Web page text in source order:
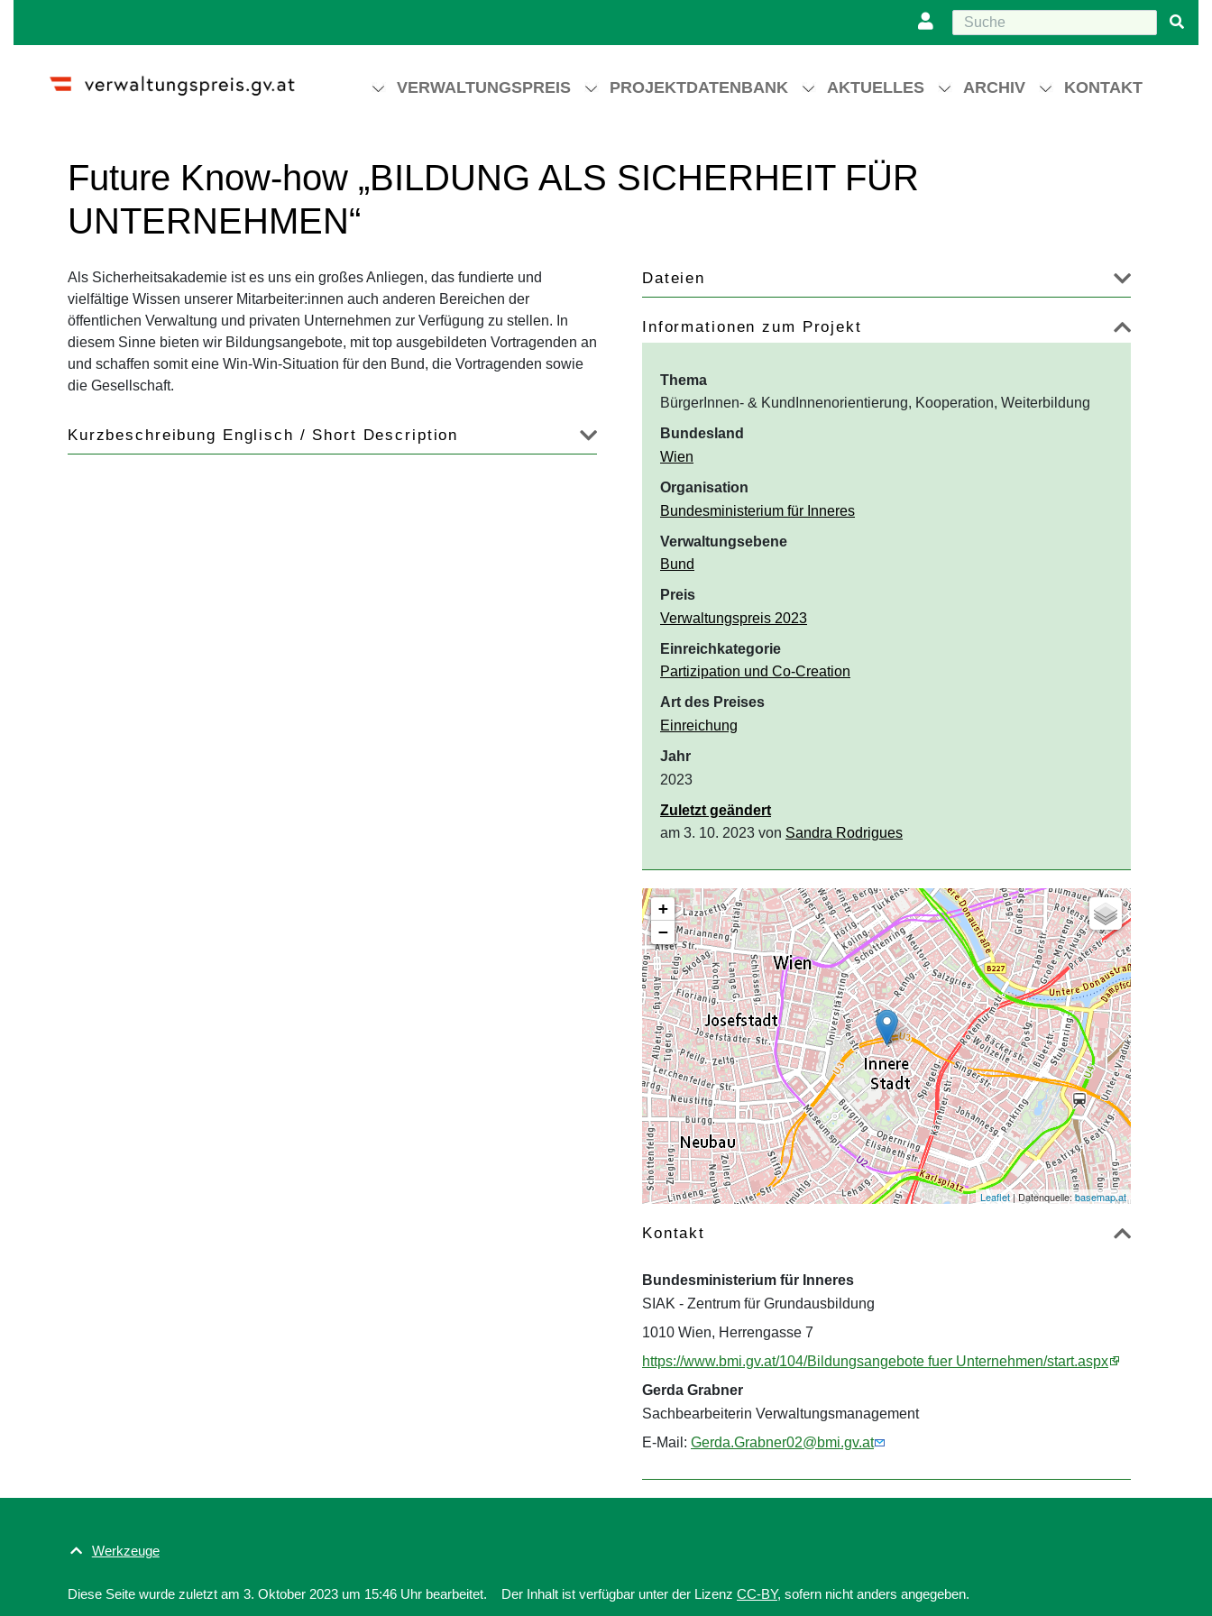
VERWALTUNGSPREIS PROJEKTDATENBANK AKTUELLES ARCHIV KONTAKT
Future Know-how „BILDUNG ALS SICHERHEIT FÜR
UNTERNEHMEN“
Dateien
Informationen zum Projekt
Thema
BürgerInnen- & KundInnenorientierung, Kooperation, Weiterbildung
Bundesland
Wien
Organisation
Bundesministerium für Inneres
Verwaltungsebene
Bund
Preis
Verwaltungspreis 2023
Einreichkategorie
Partizipation und Co-Creation
Art des Preises
Einreichung
Jahr
2023
Zuletzt geändert
am 3. 10. 2023 von Sandra Rodrigues
+
−
Leaflet | Datenquelle:basemap.at
Kontakt
Bundesministerium für Inneres
SIAK - Zentrum für Grundausbildung
1010 Wien, Herrengasse 7
https://www.bmi.gv.at/104/Bildungsangebote fuer Unternehmen/start.aspx
Gerda Grabner
Sachbearbeiterin Verwaltungsmanagement
E-Mail: Gerda.Grabner02@bmi.gv.at
Als Sicherheitsakademie ist es uns ein großes Anliegen, das fundierte und
vielfältige Wissen unserer Mitarbeiter:innen auch anderen Bereichen der
öffentlichen Verwaltung und privaten Unternehmen zur Verfügung zu stellen. In
diesem Sinne bieten wir Bildungsangebote, mit top ausgebildeten Vortragenden an
und schaffen somit eine Win-Win-Situation für den Bund, die Vortragenden sowie
die Gesellschaft.
Kurzbeschreibung Englisch / Short Description
Werkzeuge
Diese Seite wurde zuletzt am 3. Oktober 2023 um 15:46 Uhr bearbeitet. Der Inhalt ist verfügbar unter der Lizenz CC-BY, sofern nicht anders angegeben.